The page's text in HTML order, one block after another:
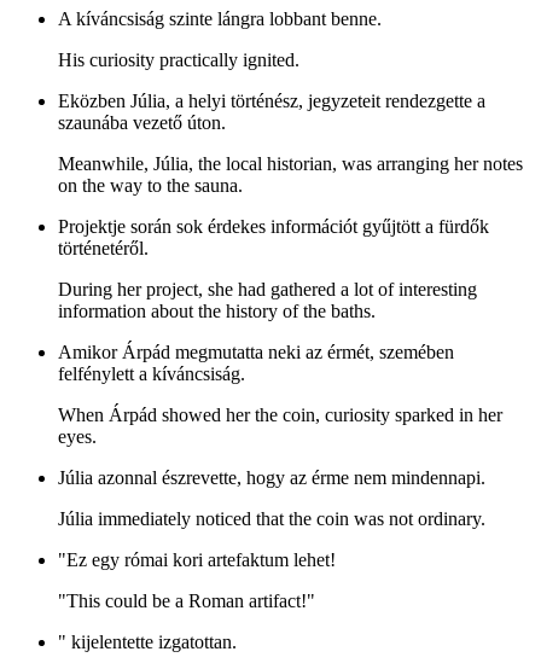
A kíváncsiság szinte lángra lobbant benne.
His curiosity practically ignited.
Eközben Júlia, a helyi történész, jegyzeteit rendezgette a
szaunába vezető úton.
Meanwhile, Júlia, the local historian, was arranging her notes
on the way to the sauna.
Projektje során sok érdekes információt gyűjtött a fürdők
történetéről.
During her project, she had gathered a lot of interesting
information about the history of the baths.
Amikor Árpád megmutatta neki az érmét, szemében
felfénylett a kíváncsiság.
When Árpád showed her the coin, curiosity sparked in her
eyes.
Júlia azonnal észrevette, hogy az érme nem mindennapi.
Júlia immediately noticed that the coin was not ordinary.
"Ez egy római kori artefaktum lehet!
"This could be a Roman artifact!"
" kijelentette izgatottan.